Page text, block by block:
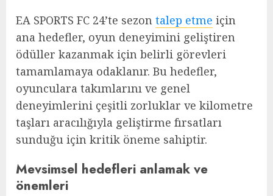
EA SPORTS FC 24’te sezon talep etme için
ana hedefler, oyun deneyimini geliştiren
ödüller kazanmak için belirli görevleri
tamamlamaya odaklanır. Bu hedefler,
oyunculara takımlarını ve genel
deneyimlerini çeşitli zorluklar ve kilometre
taşları aracılığıyla geliştirme fırsatları
sunduğu için kritik öneme sahiptir.
Mevsimsel hedefleri anlamak ve
önemleri